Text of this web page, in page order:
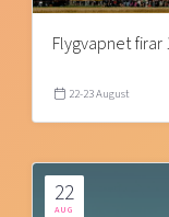
Flygvapnet
22-23 August
22
AUG